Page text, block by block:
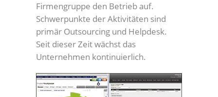
Firmengruppe den Betrieb auf.
Schwerpunkte der Aktivitäten sind
primär Outsourcing und Helpdesk.
Seit dieser Zeit wächst das
Unternehmen kontinuierlich.